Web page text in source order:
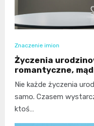
Znaczenie imion
Życzenia
romantyczne,
Nie każde życzenia
samo. Czasem
ktoś…